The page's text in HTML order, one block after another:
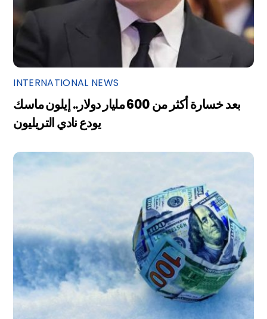
INTERNATIONAL NEWS
بعد خسارة أكثر من 600 مليار دولار.. إيلون ماسك
يودع نادي التريليون